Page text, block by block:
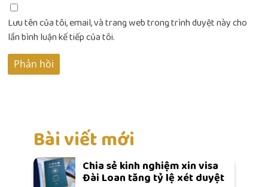
Lưu tên của tôi, email, và trang web trong trình duyệt này cho
lần bình luận kế tiếp của tôi.
Bài viết mới
Chia sẻ kinh nghiệm xin visa
Đài Loan tăng tỷ lệ xét duyệt